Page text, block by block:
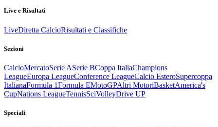
Live e Risultati
LiveDiretta CalcioRisultati e Classifiche
Sezioni
CalcioMercatoSerie ASerie BCoppa ItaliaChampions
LeagueEuropa LeagueConference LeagueCalcio EsteroSupercoppa
ItalianaFormula 1Formula EMotoGPAltri MotoriBasketAmerica's
CupNations LeagueTennisSciVolleyDrive UP
Speciali